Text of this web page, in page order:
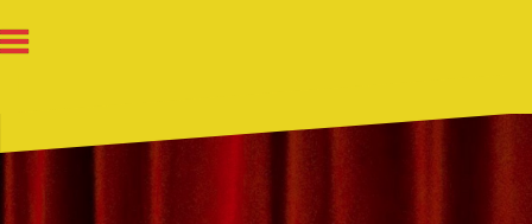
Inhalt
springen